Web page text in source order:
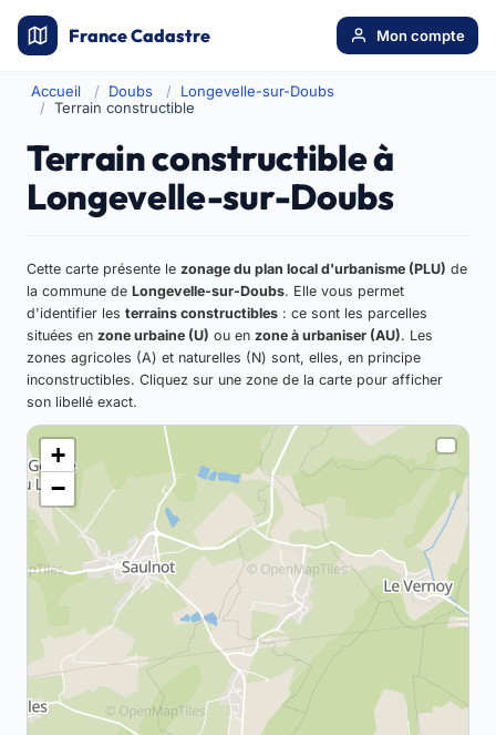
France Cadastre Mon compte
Accueil Doubs
Longevelle-sur-Doubs
Terrain constructible
Terrain constructible à
Longevelle-sur-Doubs
Cette carte présente le zonage du plan local d'urbanisme (PLU) de
la commune de Longevelle-sur-Doubs. Elle vous permet
d'identifier les terrains constructibles : ce sont les parcelles
situées en zone urbaine (U) ou en zone à urbaniser (AU). Les
zones agricoles (A) et naturelles (N) sont, elles, en principe
inconstructibles. Cliquez sur une zone de la carte pour afficher
son libellé exact.
+
−